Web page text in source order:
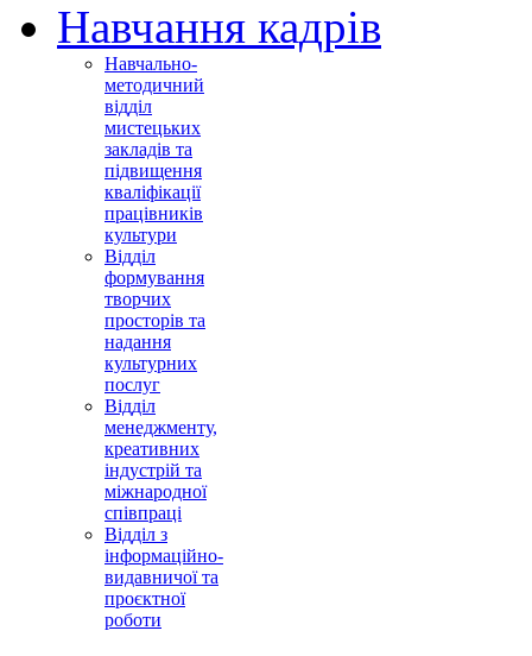
Навчання кадрів
Навчально-
методичний
відділ
мистецьких
закладів та
підвищення
кваліфікації
працівників
культури
Відділ
формування
творчих
просторів та
надання
культурних
послуг
Відділ
менеджменту,
креативних
індустрій та
міжнародної
співпраці
Відділ з
інформаційно-
видавничої та
проєктної
роботи